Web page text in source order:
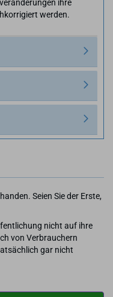
ihre
werden.
Seien Sie der Erste,
nicht auf ihre
von Verbrauchern
gar nicht